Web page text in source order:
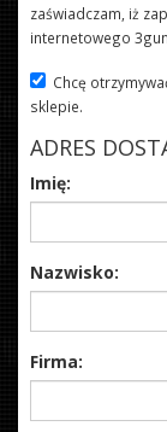
zaświadczam, iż
internetowego
Chcę
sklepie.
ADRES
Imię:
Nazwisko:
Firma: